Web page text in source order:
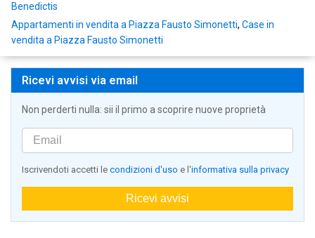
Benedictis
Appartamenti in vendita a Piazza Fausto Simonetti, Case in
vendita a Piazza Fausto Simonetti
Ricevi avvisi via email
Non perderti nulla: sii il primo a scoprire nuove proprietà
Iscrivendoti accetti le condizioni d'uso e l'informativa sulla privacy
Ricevi avvisi